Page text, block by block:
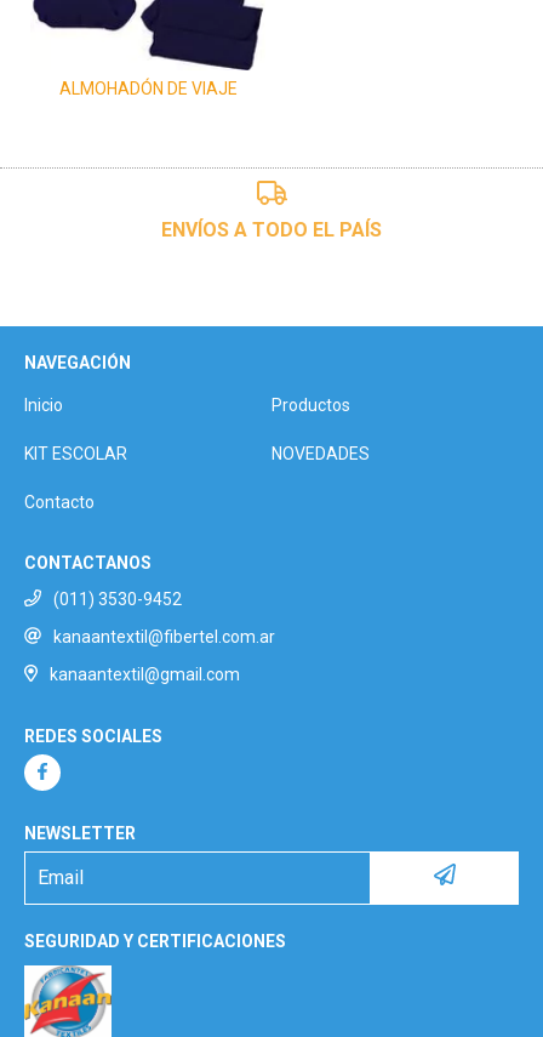
ALMOHADÓN DE VIAJE
ENVÍOS A TODO EL PAÍS
NAVEGACIÓN
Inicio Productos
KIT ESCOLAR NOVEDADES
Contacto
CONTACTANOS
(011) 3530-9452
kanaantextil@fibertel.com.ar
kanaantextil@gmail.com
REDES SOCIALES
NEWSLETTER
SEGURIDAD Y CERTIFICACIONES